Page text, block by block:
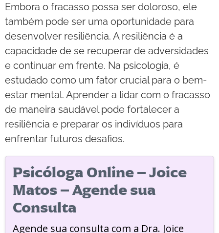
Embora o fracasso possa ser doloroso, ele
também pode ser uma oportunidade para
desenvolver resiliência. A resiliência é a
capacidade de se recuperar de adversidades
e continuar em frente. Na psicologia, é
estudado como um fator crucial para o bem-
estar mental. Aprender a lidar com o fracasso
de maneira saudável pode fortalecer a
resiliência e preparar os indivíduos para
enfrentar futuros desafios.
Psicóloga Online – Joice
Matos – Agende sua
Consulta
Agende sua consulta com a Dra. Joice